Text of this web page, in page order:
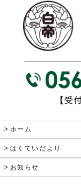
ホーム
はくていだより
お知らせ